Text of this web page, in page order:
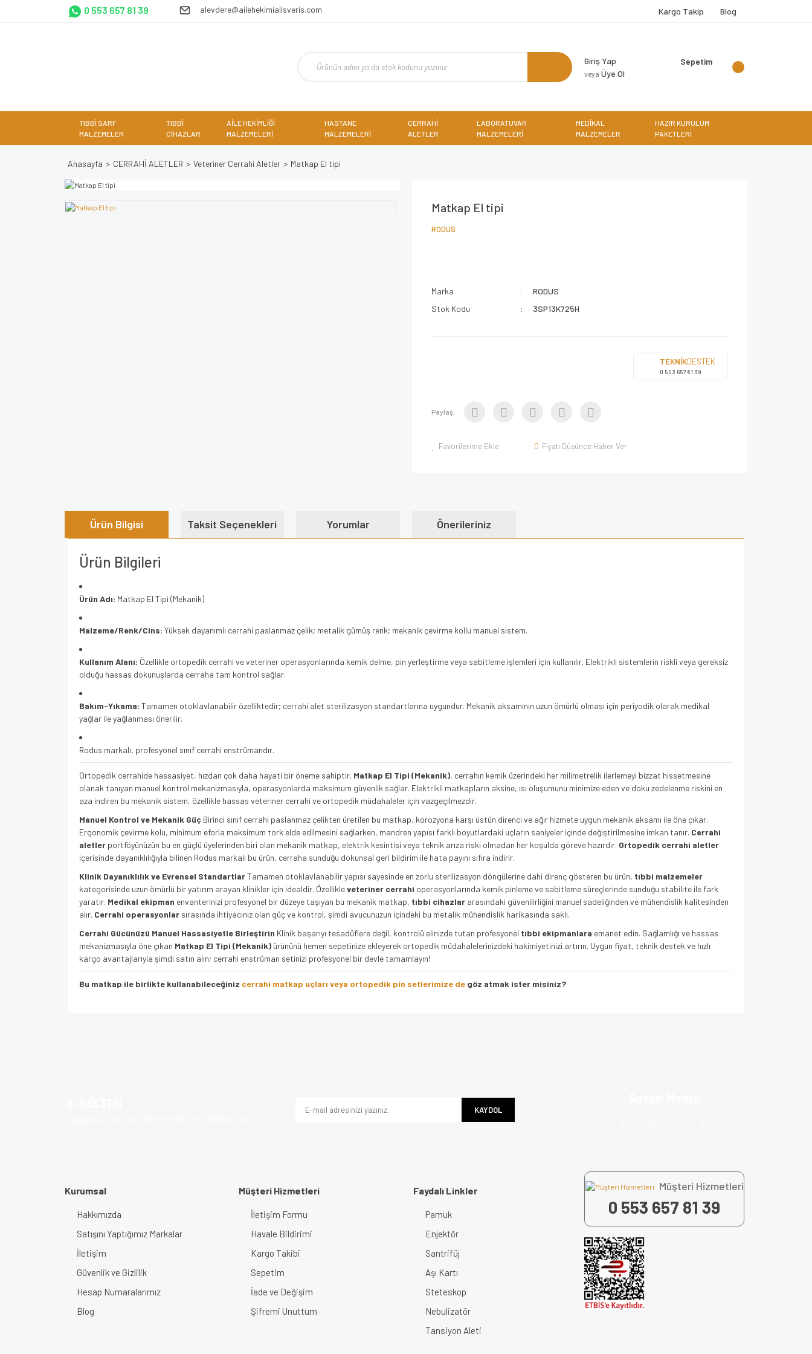
0 553 657 81 39 alevdere@ailehekimialisveris.com Kargo Takip Blog
Giriş Yap
veya Üye Ol
Sepetim
TIBBİ SARF
MALZEMELER
TIBBİ
CİHAZLAR
AİLE HEKİMLİĞİ
MALZEMELERİ
HASTANE
MALZEMELERİ
CERRAHİ
ALETLER
LABORATUVAR
MALZEMELERİ
MEDİKAL
MALZEMELER
HAZIR KURULUM
PAKETLERİ
Anasayfa CERRAHİ ALETLER Veteriner Cerrahi Aletler Matkap El tipi
Matkap El tipi
RODUS
Marka
RODUS
Stok Kodu
3SP13K725H
TEKNİKDESTEK
0 553 657 81 39
Paylaş:
Fiyatı Düşünce Haber Ver
Ürün Bilgisi Taksit Seçenekleri Yorumlar Önerileriniz
Ürün Bilgileri
Ürün Adı: Matkap El Tipi (Mekanik)
Malzeme/Renk/Cins: Yüksek dayanımlı cerrahi paslanmaz çelik; metalik gümüş renk; mekanik çevirme kollu manuel sistem.
Kullanım Alanı: Özellikle ortopedik cerrahi ve veteriner operasyonlarında kemik delme, pin yerleştirme veya sabitleme işlemleri için kullanılır. Elektrikli sistemlerin riskli veya gereksiz
olduğu hassas dokunuşlarda cerraha tam kontrol sağlar.
Bakım-Yıkama: Tamamen otoklavlanabilir özelliktedir; cerrahi alet sterilizasyon standartlarına uygundur. Mekanik aksamının uzun ömürlü olması için periyodik olarak medikal
yağlar ile yağlanması önerilir.
Rodus markalı, profesyonel sınıf cerrahi enstrümandır.
Ortopedik cerrahide hassasiyet, hızdan çok daha hayati bir öneme sahiptir. Matkap El Tipi (Mekanik), cerrahın kemik üzerindeki her milimetrelik ilerlemeyi bizzat hissetmesine
olanak tanıyan manuel kontrol mekanizmasıyla, operasyonlarda maksimum güvenlik sağlar. Elektrikli matkapların aksine, ısı oluşumunu minimize eden ve doku zedelenme riskini en
aza indiren bu mekanik sistem, özellikle hassas veteriner cerrahi ve ortopedik müdahaleler için vazgeçilmezdir.
Manuel Kontrol ve Mekanik Güç Birinci sınıf cerrahi paslanmaz çelikten üretilen bu matkap, korozyona karşı üstün direnci ve ağır hizmete uygun mekanik aksamı ile öne çıkar.
Ergonomik çevirme kolu, minimum eforla maksimum tork elde edilmesini sağlarken, mandren yapısı farklı boyutlardaki uçların saniyeler içinde değiştirilmesine imkan tanır. Cerrahi
aletler portföyünüzün bu en güçlü üyelerinden biri olan mekanik matkap, elektrik kesintisi veya teknik arıza riski olmadan her koşulda göreve hazırdır. Ortopedik cerrahi aletler
içerisinde dayanıklılığıyla bilinen Rodus markalı bu ürün, cerraha sunduğu dokunsal geri bildirim ile hata payını sıfıra indirir.
Klinik Dayanıklılık ve Evrensel StandartlarTamamen otoklavlanabilir yapısı sayesinde en zorlu sterilizasyon döngülerine dahi direnç gösteren bu ürün, tıbbi malzemeler
kategorisinde uzun ömürlü bir yatırım arayan klinikler için idealdir. Özellikleveteriner cerrahi operasyonlarında kemik pinleme ve sabitleme süreçlerinde sunduğu stabilite ile fark
yaratır. Medikal ekipman envanterinizi profesyonel bir düzeye taşıyan bu mekanik matkap, tıbbi cihazlar arasındaki güvenilirliğini manuel sadeliğinden ve mühendislik kalitesinden
alır. Cerrahi operasyonlar sırasında ihtiyacınız olan güç ve kontrol, şimdi avucunuzun içindeki bu metalik mühendislik harikasında saklı.
Cerrahi Gücünüzü Manuel Hassasiyetle Birleştirin Klinik başarıyı tesadüflere değil, kontrolü elinizde tutan profesyonel tıbbi ekipmanlara emanet edin. Sağlamlığı ve hassas
mekanizmasıyla öne çıkan Matkap El Tipi (Mekanik) ürününü hemen sepetinize ekleyerek ortopedik müdahalelerinizdeki hakimiyetinizi artırın. Uygun fiyat, teknik destek ve hızlı
kargo avantajlarıyla şimdi satın alın; cerrahi enstrüman setinizi profesyonel bir devle tamamlayın!
Bu matkap ile birlikte kullanabileceğiniz cerrahi matkap uçları veya ortopedik pin setlerimize de göz atmak ister misiniz?
KAYDOL
Kurumsal
Hakkımızda
Satışını Yaptığımız Markalar
İletişim
Güvenlik ve Gizlilik
Hesap Numaralarımız
Blog
Müşteri Hizmetleri
İletişim Formu
Havale Bildirimi
Kargo Takibi
Sepetim
İade ve Değişim
Şifremi Unuttum
Faydalı Linkler
Pamuk
Enjektör
Santrifüj
Aşı Kartı
Steteskop
Nebulizatör
Tansiyon Aleti
Müşteri Hizmetleri
0 553 657 81 39